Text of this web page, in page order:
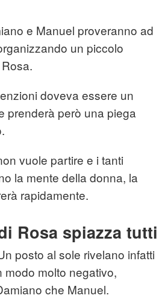
e Manuel proveranno ad
un piccolo
doveva essere un
prenderà però una piega
vuole partire e i tanti
la mente della donna, la
rapidamente.
Rosa spiazza tutti
posto al sole rivelano infatti
molto negativo,
che Manuel.